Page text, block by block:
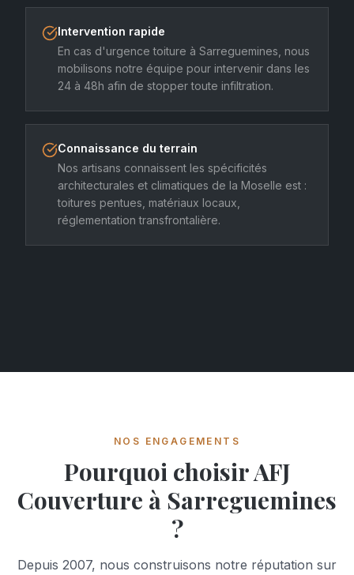
Intervention rapide
En cas d'urgence toiture à Sarreguemines, nous
mobilisons notre équipe pour intervenir dans les
24 à 48h afin de stopper toute infiltration.
Connaissance du terrain
Nos artisans connaissent les spécificités
architecturales et climatiques de la Moselle est :
toitures pentues, matériaux locaux,
réglementation transfrontalière.
NOS ENGAGEMENTS
Pourquoi choisir AFJ
Couverture à Sarreguemines
?
Depuis 2007, nous construisons notre réputation sur